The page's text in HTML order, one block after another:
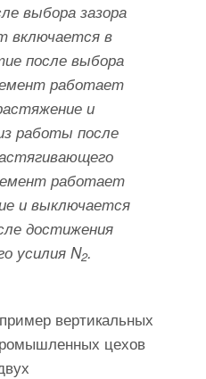
выбора зазора
включается в
после выбора
работает
и
работы после
работает
и выключается
достижения
усилия N2.
вертикальных
цехов